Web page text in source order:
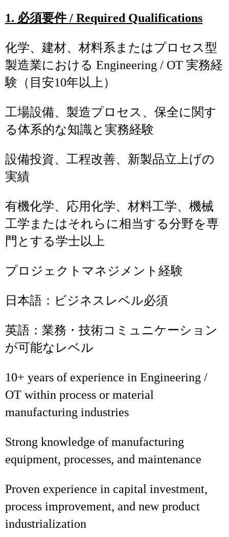
1. 必須要件/ Required Qualifications
化学、建材、材料系またはプロセス型
製造業における Engineering / OT 実務経
験（目安10年以上）
工場設備、製造プロセス、保全に関す
る体系的な知識と実務経験
設備投資、工程改善、新製品立上げの
実績
有機化学、応用化学、材料工学、機械
工学またはそれらに相当する分野を専
門とする学士以上
プロジェクトマネジメント経験
日本語：ビジネスレベル必須
英語：業務・技術コミュニケーション
が可能なレベル
10+ years of experience in Engineering /
OT within process or material
manufacturing industries
Strong knowledge of manufacturing
equipment, processes, and maintenance
Proven experience in capital investment,
process improvement, and new product
industrialization